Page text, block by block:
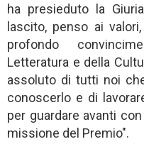
ha presieduto la
lascito, penso ai
profondo
Letteratura e della
assoluto di tutti noi
conoscerlo e di
per guardare avanti
missione del Premio".